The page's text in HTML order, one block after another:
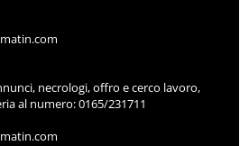
necrologi, offro e cerco lavoro,
al numero: 0165/231711